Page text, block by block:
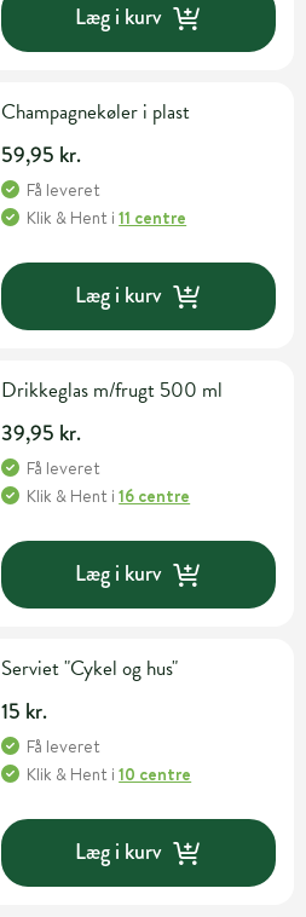
Læg i kurv
Champagnekøler i plast
59,95 kr.
Få leveret
Klik & Hent i11 centre
Læg i kurv
Drikkeglas m/frugt 500 ml
39,95 kr.
Få leveret
Klik & Hent i16 centre
Læg i kurv
Serviet "Cykel og hus"
15 kr.
Få leveret
Klik & Hent i10 centre
Læg i kurv